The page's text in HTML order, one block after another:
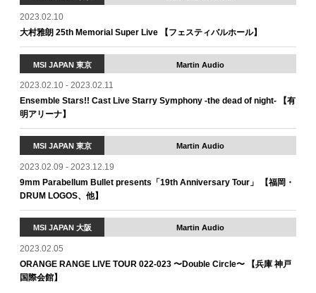
2023.02.10
大村雅朗 25th Memorial Super Live 【フェスティバルホール】
MSI JAPAN 東京 Martin Audio
2023.02.10 - 2023.02.11
Ensemble Stars!! Cast Live Starry Symphony -the dead of night- 【有
明アリーナ】
MSI JAPAN 東京 Martin Audio
2023.02.09 - 2023.12.19
9mm Parabellum Bullet presents「19th Anniversary Tour」 【福岡・
DRUM LOGOS、他】
MSI JAPAN 大阪 Martin Audio
2023.02.05
ORANGE RANGE LIVE TOUR 022-023 〜Double Circle〜 【兵庫 神戸
国際会館】